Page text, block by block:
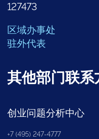
127473
区域办事处
驻外代表
其他部门联系
创业问题分析中心
+7 (495) 247-4777